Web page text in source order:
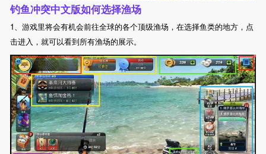
钓鱼冲突中文版如何选择渔场
1、游戏里将会有机会前往全球的各个顶级渔场，在选择鱼类的地方，点
击进入，就可以看到所有渔场的展示。